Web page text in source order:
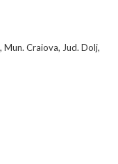
Mun. Craiova, Jud. Dolj,